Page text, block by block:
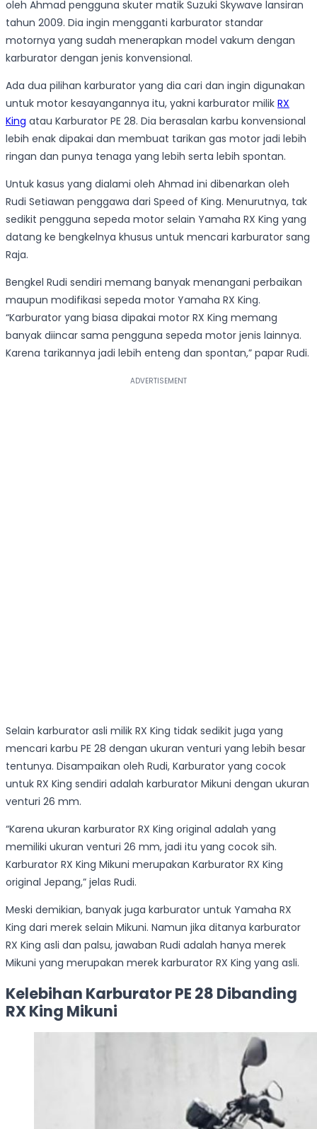
oleh Ahmad pengguna skuter matik Suzuki Skywave lansiran
tahun 2009. Dia ingin mengganti karburator standar
motornya yang sudah menerapkan model vakum dengan
karburator dengan jenis konvensional.
Ada dua pilihan karburator yang dia cari dan ingin digunakan
untuk motor kesayangannya itu, yakni karburator milik RX
King atau Karburator PE 28. Dia berasalan karbu konvensional
lebih enak dipakai dan membuat tarikan gas motor jadi lebih
ringan dan punya tenaga yang lebih serta lebih spontan.
Untuk kasus yang dialami oleh Ahmad ini dibenarkan oleh
Rudi Setiawan penggawa dari Speed of King. Menurutnya, tak
sedikit pengguna sepeda motor selain Yamaha RX King yang
datang ke bengkelnya khusus untuk mencari karburator sang
Raja.
Bengkel Rudi sendiri memang banyak menangani perbaikan
maupun modifikasi sepeda motor Yamaha RX King.
“Karburator yang biasa dipakai motor RX King memang
banyak diincar sama pengguna sepeda motor jenis lainnya.
Karena tarikannya jadi lebih enteng dan spontan,” papar Rudi.
Selain karburator asli milik RX King tidak sedikit juga yang
mencari karbu PE 28 dengan ukuran venturi yang lebih besar
tentunya. Disampaikan oleh Rudi, Karburator yang cocok
untuk RX King sendiri adalah karburator Mikuni dengan ukuran
venturi 26 mm.
“Karena ukuran karburator RX King original adalah yang
memiliki ukuran venturi 26 mm, jadi itu yang cocok sih.
Karburator RX King Mikuni merupakan Karburator RX King
original Jepang,” jelas Rudi.
Meski demikian, banyak juga karburator untuk Yamaha RX
King dari merek selain Mikuni. Namun jika ditanya karburator
RX King asli dan palsu, jawaban Rudi adalah hanya merek
Mikuni yang merupakan merek karburator RX King yang asli.
Kelebihan Karburator PE 28 Dibanding
RX King Mikuni